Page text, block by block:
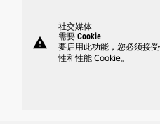
warning
社交媒体
需要 Cookie
要启用此功能，您必须接
性和性能 Cookie。